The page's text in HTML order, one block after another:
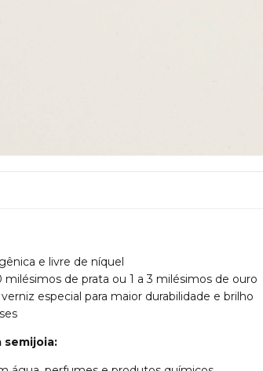
e livre de níquel
milésimos de prata ou 1 a 3 milésimos de ouro
especial para maior durabilidade e brilho
semijoia: